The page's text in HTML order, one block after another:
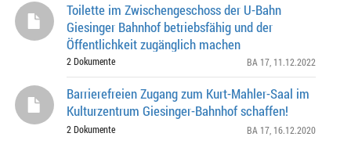
Toilette im Zwischengeschoss der U-Bahn
Giesinger Bahnhof betriebsfähig und der
Öffentlichkeit zugänglich machen
2 Dokumente BA 17 , 11.12.2022
Barrierefreien Zugang zum Kurt-Mahler-Saal im
Kulturzentrum Giesinger-Bahnhof schaffen!
2 Dokumente BA 17 , 16.12.2020